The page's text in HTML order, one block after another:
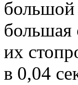
большой
большая
их
в 0,04